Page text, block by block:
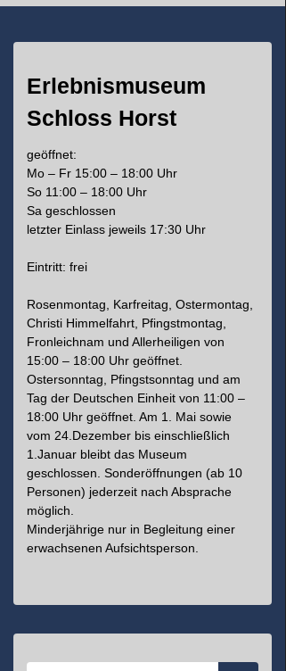
Erlebnismuseum
Schloss Horst
geöffnet:
Mo – Fr 15:00 – 18:00 Uhr
So 11:00 – 18:00 Uhr
Sa geschlossen
letzter Einlass jeweils 17:30 Uhr
Eintritt: frei
Rosenmontag, Karfreitag, Ostermontag,
Christi Himmelfahrt, Pfingstmontag,
Fronleichnam und Allerheiligen von
15:00 – 18:00 Uhr geöffnet.
Ostersonntag, Pfingstsonntag und am
Tag der Deutschen Einheit von 11:00 –
18:00 Uhr geöffnet. Am 1. Mai sowie
vom 24.Dezember bis einschließlich
1.Januar bleibt das Museum
geschlossen. Sonderöffnungen (ab 10
Personen) jederzeit nach Absprache
möglich.
Minderjährige nur in Begleitung einer
erwachsenen Aufsichtsperson.